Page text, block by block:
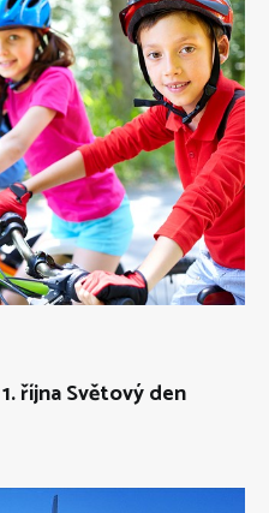
října Světový den